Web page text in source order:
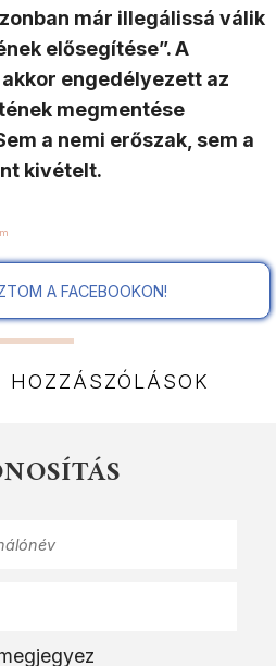
már illegálissá válik
elősegítése”. A
engedélyezett az
megmentése
a nemi erőszak, sem a
kivételt.
A FACEBOOKON!